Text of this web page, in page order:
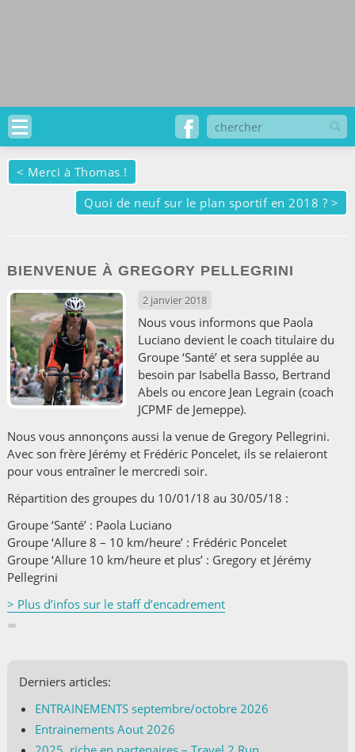
< Merci à Thomas !
Quoi de neuf sur le plan sportif en 2018 ? >
BIENVENUE À GREGORY PELLEGRINI
2 janvier 2018
Nous vous informons que Paola
Luciano devient le coach titulaire du
Groupe ‘Santé’ et sera supplée au
besoin par Isabella Basso, Bertrand
Abels ou encore Jean Legrain (coach
JCPMF de Jemeppe).
Nous vous annonçons aussi la venue de Gregory Pellegrini.
Avec son frère Jérémy et Frédéric Poncelet, ils se relaieront
pour vous entraîner le mercredi soir.
Répartition des groupes du 10/01/18 au 30/05/18 :
Groupe ‘Santé’ : Paola Luciano
Groupe ‘Allure 8 – 10 km/heure’ : Frédéric Poncelet
Groupe ‘Allure 10 km/heure et plus’ : Gregory et Jérémy
Pellegrini
> Plus d’infos sur le staff d’encadrement
Derniers articles:
ENTRAINEMENTS septembre/octobre 2026
Entrainements Aout 2026